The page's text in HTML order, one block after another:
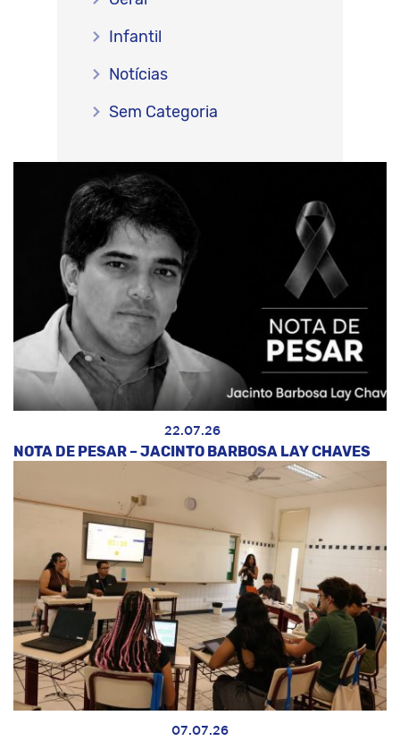
22.07.26
NOTA DE PESAR – JACINTO BARBOSA LAY CHAVES
07.07.26
Infantil
Notícias
Sem Categoria